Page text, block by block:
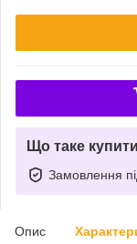
Що таке
Замовлення
Опис